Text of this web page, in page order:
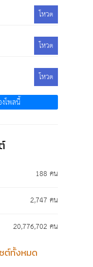
โหวต
โหวต
โหวต
โพลนี้
188 คน
2,747 คน
20,776,702 คน
ต์ทั้งหมด